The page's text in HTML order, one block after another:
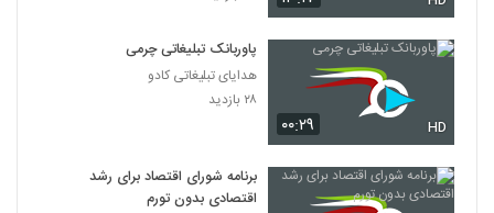
۰۰:۲۹ HD
پاوربانک تبلیغاتی چرمی
هدایای تبلیغاتی کادو
۲۸ بازدید
برنامه شورای اقتصاد برای رشد
اقتصادی بدون تورم